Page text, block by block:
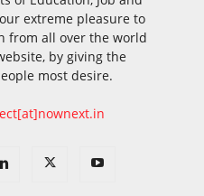
extreme pleasure to
from all over the world
by giving the
most desire.